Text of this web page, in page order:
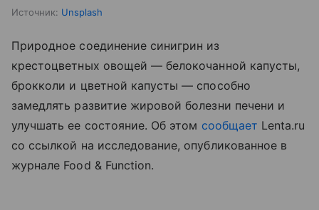
Источник: Unsplash
Природное соединение синигрин из
крестоцветных овощей — белокочанной капусты,
брокколи и цветной капусты — способно
замедлять развитие жировой болезни печени и
улучшать ее состояние. Об этом сообщает Lenta.ru
со ссылкой на исследование, опубликованное в
журнале Food & Function.